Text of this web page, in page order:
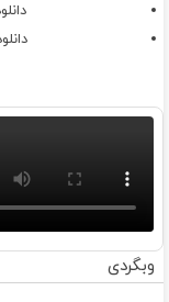
وبگردی